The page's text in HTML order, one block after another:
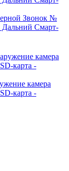
Звонок №
Смарт-
камера
карта -